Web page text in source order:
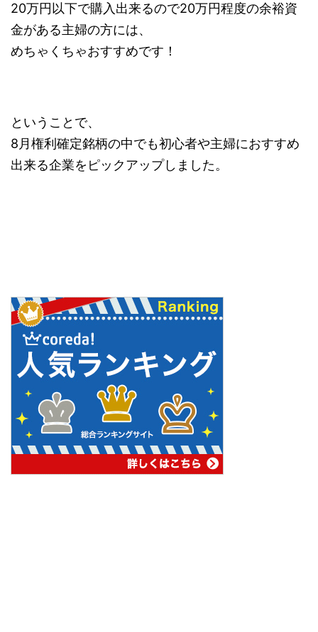
20万円以下で購入出来るので20万円程度の余裕資
金がある主婦の方には、
めちゃくちゃおすすめです！
ということで、
8月権利確定銘柄の中でも初心者や主婦におすすめ
出来る企業をピックアップしました。